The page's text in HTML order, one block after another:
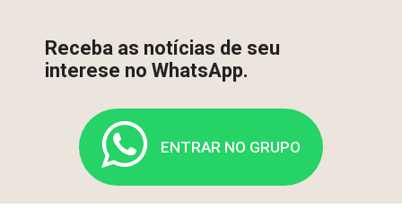
Receba as notícias de seu
interese no WhatsApp.
ENTRAR NO GRUPO